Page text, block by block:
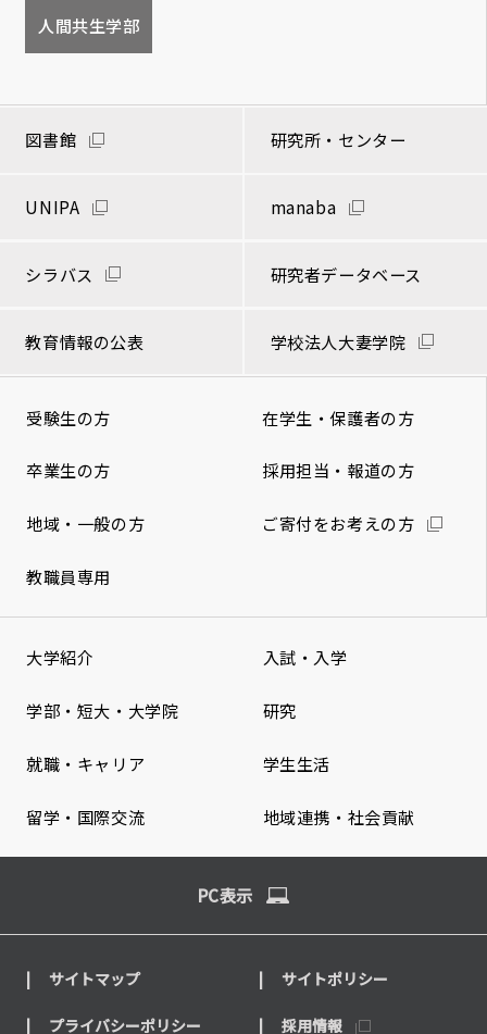
人間共生学部
図書館 研究所・センター
UNIPA manaba
シラバス 研究者データベース
教育情報の公表 学校法人大妻学院
受験生の方 在学生・保護者の方
卒業生の方 採用担当・報道の方
地域・一般の方 ご寄付をお考えの方
教職員専用
大学紹介 入試・入学
学部・短大・大学院 研究
就職・キャリア 学生生活
留学・国際交流 地域連携・社会貢献
PC表示
サイトマップ サイトポリシー
プライバシーポリシー 採用情報